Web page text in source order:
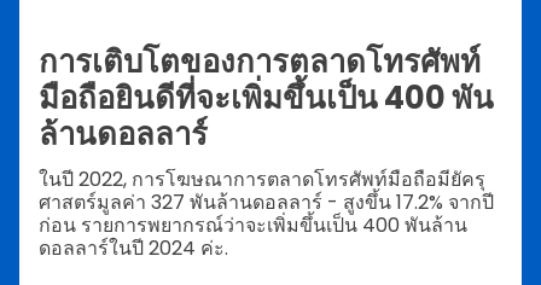
การเติบโตของการตลาดโทรศัพท์
มือถือยินดีที่จะเพิ่มขึ้นเป็น 400 พัน
ล้านดอลลาร์
ในปี 2022, การโฆษณาการตลาดโทรศัพท์มือถือมียัครุ
ศาสตร์มูลค่า 327 พันล้านดอลลาร์ - สูงขึ้น 17.2% จากปี
ก่อน รายการพยากรณ์ว่าจะเพิ่มขึ้นเป็น 400 พันล้าน
ดอลลาร์ในปี 2024 ค่ะ.